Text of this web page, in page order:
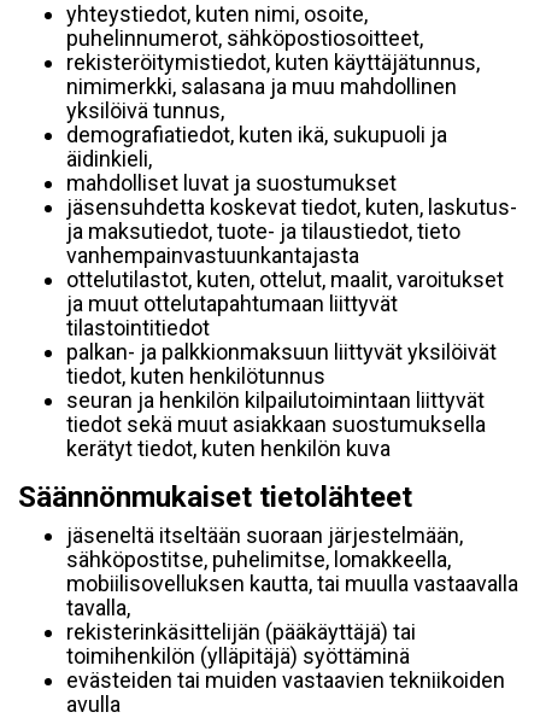
yhteystiedot, kuten nimi, osoite,
puhelinnumerot, sähköpostiosoitteet,
rekisteröitymistiedot, kuten käyttäjätunnus,
nimimerkki, salasana ja muu mahdollinen
yksilöivä tunnus,
demografiatiedot, kuten ikä, sukupuoli ja
äidinkieli,
mahdolliset luvat ja suostumukset
jäsensuhdetta koskevat tiedot, kuten, laskutus-
ja maksutiedot, tuote- ja tilaustiedot, tieto
vanhempainvastuunkantajasta
ottelutilastot, kuten, ottelut, maalit, varoitukset
ja muut ottelutapahtumaan liittyvät
tilastointitiedot
palkan- ja palkkionmaksuun liittyvät yksilöivät
tiedot, kuten henkilötunnus
seuran ja henkilön kilpailutoimintaan liittyvät
tiedot sekä muut asiakkaan suostumuksella
kerätyt tiedot, kuten henkilön kuva
Säännönmukaiset tietolähteet
jäseneltä itseltään suoraan järjestelmään,
sähköpostitse, puhelimitse, lomakkeella,
mobiilisovelluksen kautta, tai muulla vastaavalla
tavalla,
rekisterinkäsittelijän (pääkäyttäjä) tai
toimihenkilön (ylläpitäjä) syöttäminä
evästeiden tai muiden vastaavien tekniikoiden
avulla